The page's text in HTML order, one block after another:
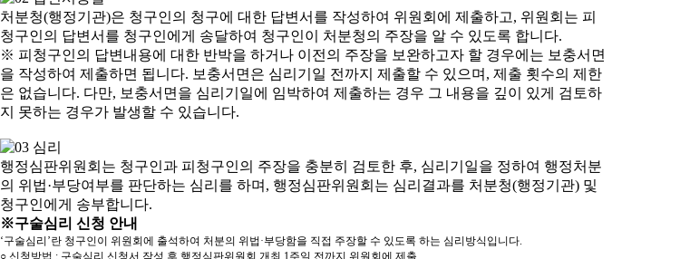
처분청(행정기관)은 청구인의 청구에 대한 답변서를 작성하여 위원회에 제출하고, 위원회는 피
청구인의 답변서를 청구인에게 송달하여 청구인이 처분청의 주장을 알 수 있도록 합니다.
※ 피청구인의 답변내용에 대한 반박을 하거나 이전의 주장을 보완하고자 할 경우에는 보충서면
을 작성하여 제출하면 됩니다. 보충서면은 심리기일 전까지 제출할 수 있으며, 제출 횟수의 제한
은 없습니다. 다만, 보충서면을 심리기일에 임박하여 제출하는 경우 그 내용을 깊이 있게 검토하
지 못하는 경우가 발생할 수 있습니다.
행정심판위원회는 청구인과 피청구인의 주장을 충분히 검토한 후, 심리기일을 정하여 행정처분
의 위법·부당여부를 판단하는 심리를 하며, 행정심판위원회는 심리결과를 처분청(행정기관) 및
청구인에게 송부합니다.
※구술심리 신청 안내
‘구술심리’란 청구인이 위원회에 출석하여 처분의 위법·부당함을 직접 주장할 수 있도록 하는 심리방식입니다.
○ 신청방법 : 구술심리 신청서 작성 후 행정심판위원회 개최 1주일 전까지 위원회에 제출